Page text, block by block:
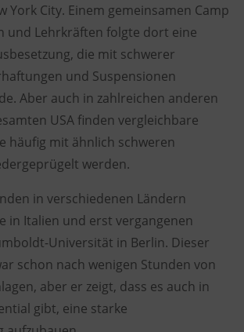
York City. Einem gemeinsamen Camp
und Lehrkräften folgte dort eine
die mit schwerer
und Suspensionen
Aber auch in zahlreichen anderen
USA finden vergleichbare
häufig mit ähnlich schweren
werden.
in verschiedenen Ländern
in Italien und erst vergangenen
Universität in Berlin. Dieser
schon nach wenigen Stunden von
aber er zeigt, dass es auch in
gibt, eine starke